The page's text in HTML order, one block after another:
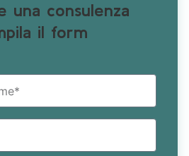
una consulenza
il form